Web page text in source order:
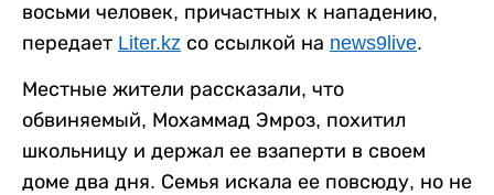
восьми человек, причастных к нападению,
передает Liter.kz со ссылкой на news9live.
Местные жители рассказали, что
обвиняемый, Мохаммад Эмроз, похитил
школьницу и держал ее взаперти в своем
доме два дня. Семья искала ее повсюду, но не